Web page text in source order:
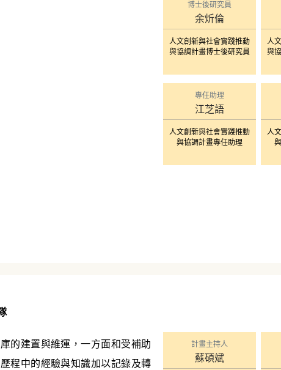
余炘倫
博士後研究員
人文創新與社會實踐推動
與協調計畫博士後研究員
人
與
江芝語
專任助理
人文創新與社會實踐推動
與協調計畫專任助理
人
的建置與維運，一方面和受補助
程中的經驗與知識加以記錄及轉
蘇碩斌
計畫主持人